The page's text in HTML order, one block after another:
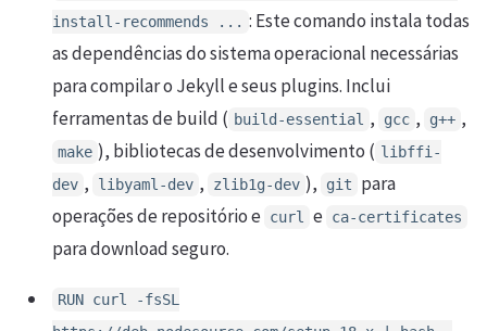
install-recommends ... : Este comando instala todas
as dependências do sistema operacional necessárias
para compilar o Jekyll e seus plugins. Inclui
ferramentas de build ( build-essential , gcc , g++ ,
make ), bibliotecas de desenvolvimento ( libffi-
dev , libyaml-dev , zlib1g-dev ), git
para
operações de repositório e curl e ca-certificates
para download seguro.
RUN curl -fsSL